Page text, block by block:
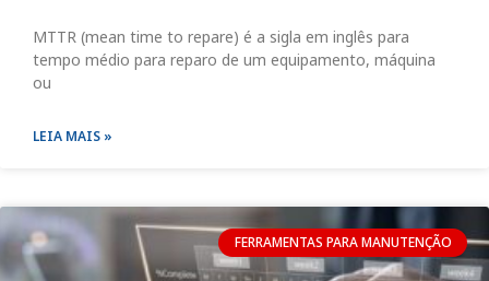
MTTR (mean time to repare) é a sigla em inglês para
tempo médio para reparo de um equipamento, máquina
ou
LEIA MAIS »
FERRAMENTAS PARA MANUTENÇÃO